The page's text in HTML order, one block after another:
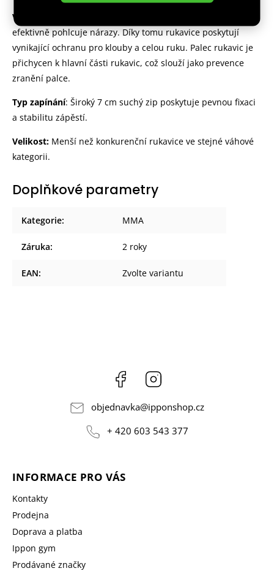
Vlastnosti
efektivně pohlcuje nárazy. Díky tomu rukavice poskytují
vynikající ochranu pro klouby a celou ruku. Palec rukavic je
přichycen k hlavní části rukavic, což slouží jako prevence
zranění palce.
Typ zapínání: Široký 7 cm suchý zip poskytuje pevnou fixaci
a stabilitu zápěstí.
Velikost: Menší než konkurenční rukavice ve stejné váhové
kategorii.
Doplňkové parametry
Kategorie: MMA
Záruka: 2 roky
EAN: Zvolte variantu
Facebook
objednavka@ipponshop.cz
+ 420 603 543 377
INFORMACE PRO VÁS
Kontakty
Prodejna
Doprava a platba
Ippon gym
Prodávané značky